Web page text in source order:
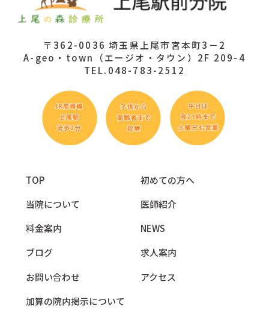
〒362-0036 埼玉県上尾市宮本町3－2
A-geo・town（エージオ・タウン）2F 209-4
TEL.048-783-2512
TOP
初めての方へ
当院について
医師紹介
料金案内
NEWS
ブログ
求人案内
お問い合わせ
アクセス
加算の院内掲示について